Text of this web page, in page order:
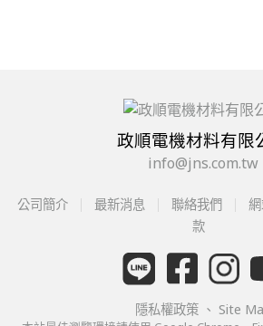
政順電機材料有限
info@jns.com.tw
公司簡介 最新消息 聯絡我們
款
隱私權政策 、 Site